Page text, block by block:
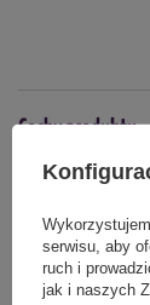
Cechy produktu
Kiedy stosować
kwiecień maj
Opinie naszych
serwisu, aby
ruch i
jak i naszych